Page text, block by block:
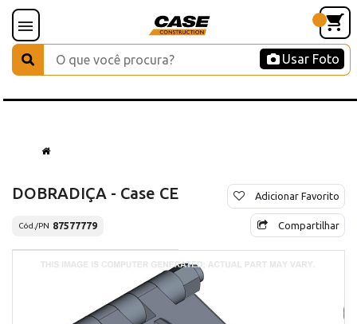
Usar Foto
DOBRADIÇA - Case CE
Cód./PN 87577779
Adicionar Favorito
Compartilhar